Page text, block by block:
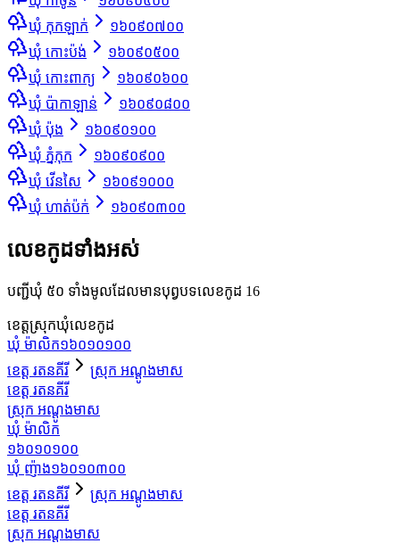
ឃុំ កុកឡាក់
១៦០៩០៧០០
ឃុំ កោះប៉ង់
១៦០៩០៥០០
ឃុំ កោះពាក្យ
១៦០៩០៦០០
ឃុំ ប៉ាកាឡាន់
១៦០៩០៨០០
ឃុំ ប៉ុង
១៦០៩០១០០
ឃុំ ភ្នំកុក
១៦០៩០៩០០
ឃុំ វើនសៃ
១៦០៩១០០០
ឃុំ ហាត់ប៉ក់
១៦០៩០៣០០
លេខកូដទាំងអស់
បញ្ជីឃុំ ៥០ ទាំងមូលដែលមានបុព្វបទលេខកូដ 16
ខេត្តស្រុកឃុំលេខកូដ
ឃុំ ម៉ាលិក១៦០១០១០០
ខេត្ត រតនគីរី
ស្រុក អណ្ដូងមាស
ខេត្ត រតនគីរី
ស្រុក អណ្ដូងមាស
ឃុំ ម៉ាលិក
១៦០១០១០០
ឃុំ ញ៉ាង១៦០១០៣០០
ខេត្ត រតនគីរី
ស្រុក អណ្ដូងមាស
ខេត្ត រតនគីរី
ស្រុក អណ្ដូងមាស